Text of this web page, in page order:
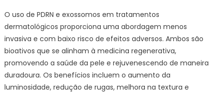
O uso de PDRN e exossomos em tratamentos
dermatológicos proporciona uma abordagem menos
invasiva e com baixo risco de efeitos adversos. Ambos são
bioativos que se alinham à medicina regenerativa,
promovendo a saúde da pele e rejuvenescendo de maneira
duradoura. Os benefícios incluem o aumento da
luminosidade, redução de rugas, melhora na textura e